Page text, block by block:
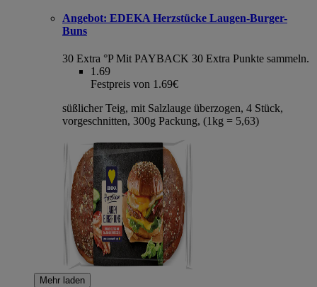
Angebot: EDEKA Herzstücke Laugen-Burger-
Buns
30 Extra °P Mit PAYBACK 30 Extra Punkte sammeln.
1.69
Festpreis von 1.69€
süßlicher Teig, mit Salzlauge überzogen, 4 Stück,
vorgeschnitten, 300g Packung, (1kg = 5,63)
Mehr laden